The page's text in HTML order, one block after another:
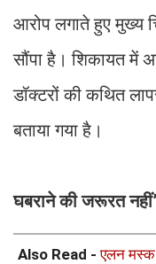
आरोप लगाते हुए मुख्य
सौंपा है। शिकायत में
डॉक्टरों की कथित
बताया गया है।
घबराने की जरूरत
Also Read -एलन मस्क